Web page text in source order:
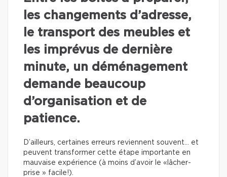
les changements d’adresse,
le transport des meubles et
les imprévus de dernière
minute, un déménagement
demande beaucoup
d’organisation et de
patience.
D’ailleurs, certaines erreurs reviennent souvent… et
peuvent transformer cette étape importante en
mauvaise expérience (à moins d’avoir le «lâcher-
prise » facile!).